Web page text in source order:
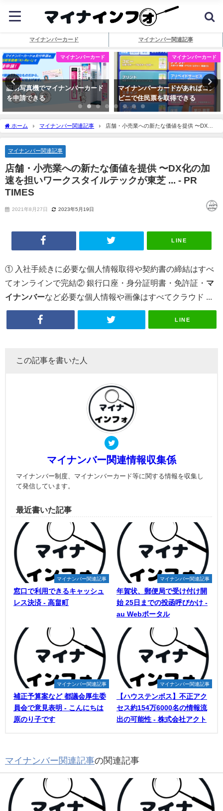
マイナンバーカード マイナンバー関連記事
マイナンバーカード
証明写真機でマイナンバーカード
を申請できる
マイナンバーカード
マイナンバーカードがあればコン
ビニで住民票を取得できる
ホーム マイナンバー関連記事
店舗・小売業への新たな価値を提供 〜DX化
の加速を担いワークスタイルテックが東芝 ... - PR TIMES
マイナンバー関連記事
店舗・小売業への新たな価値を提供 〜DX化の加
速を担いワークスタイルテックが東芝 ... - PR
TIMES
2021年8月27日 2023年5月19日
LINE
① 入社手続きに必要な個人情報取得や契約書の締結はすべ
てオンラインで完結② 銀行口座・身分証明書・免許証・ マ
イナンバーなど必要な個人情報や画像はすべてクラウド ...
LINE
この記事を書いた人
マイナンバー関連情報収集係
マイナンバー制度、マイナンバーカード等に関する情報を収集し
て発信しています。
最近書いた記事
マイナンバー関連記事
窓口で利用できるキャッシュ
レス決済 - 高畠町
マイナンバー関連記事
年賀状、郵便局で受け付け開
始 25日までの投函呼びかけ -
au Webポータル
マイナンバー関連記事
補正予算案など 都議会厚生委
員会で意見表明 - こんにちは
原のり子です
マイナンバー関連記事
【ハウステンボス】不正アク
セス約154万6000名の情報流
出の可能性 - 株式会社アクト
マイナンバー関連記事の関連記事